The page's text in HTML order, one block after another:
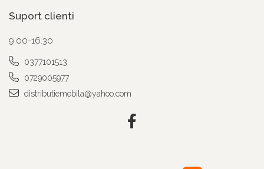
Suport clienti
9.00-16.30
0377101513
0729005977
distributiemobila@yahoo.com